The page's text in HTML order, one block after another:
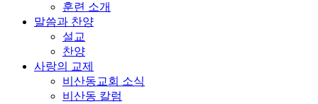
훈련 소개
말씀과 찬양
설교
찬양
사랑의 교제
비산동교회 소식
비산동 칼럼